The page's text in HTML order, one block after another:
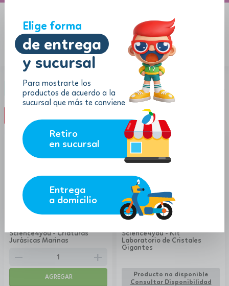
Elige forma
de entrega
y sucursal
Para mostrarte los
productos de acuerdo a la
sucursal que más te conviene
Retiro
en sucursal
Entrega
a domicilio
Categoría:Ciencias y Experimento
Science4you - Criaturas
Jurásicas Marinas
13.63
remove add
AGREGAR
Science4you - Kit
Laboratorio de Cristales
Gigantes
$30.58
27.52
Producto no disponible
Consultar Disponibilidad